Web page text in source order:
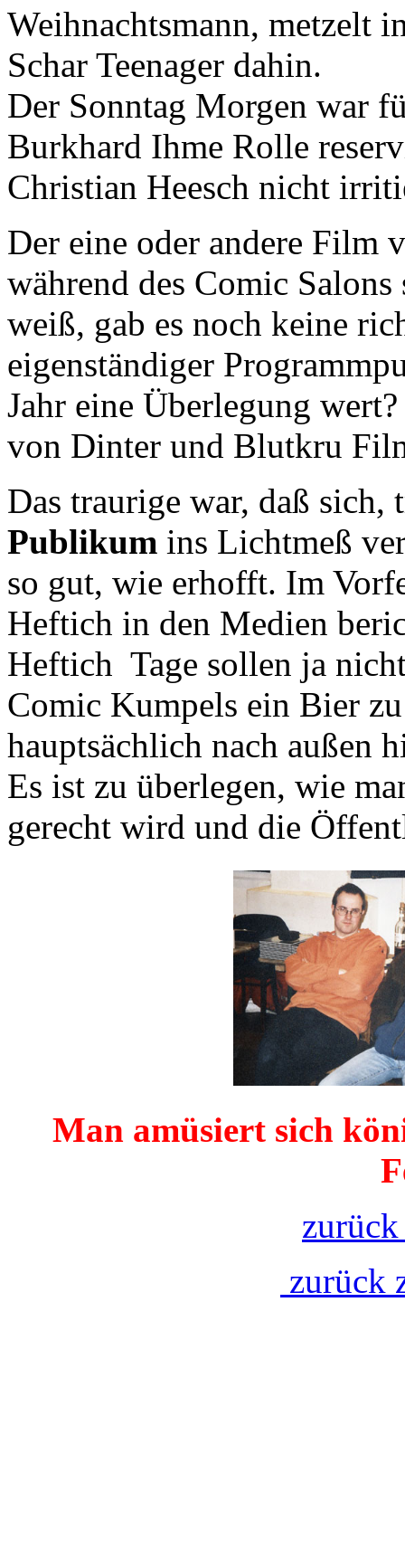
Weihnachtsmann, metzelt
Schar Teenager dahin.
Der Sonntag Morgen war
Burkhard Ihme Rolle
Christian Heesch nicht
Der eine oder andere Film
während des Comic
weiß, gab es noch keine
eigenständiger
Jahr eine Überlegung
von Dinter und Blutkru
Das traurige war, daß
Publikum ins Lichtmeß
so gut, wie erhofft. Im
Heftich in den Medien
Heftich Tage sollen ja
Comic Kumpels ein Bier
hauptsächlich nach außen
Es ist zu überlegen, wie
gerecht wird und die
Man amüsiert sich
zurück